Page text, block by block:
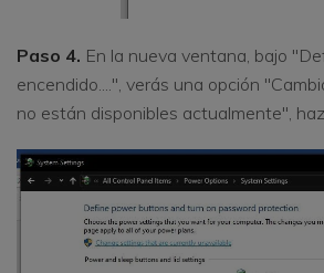
Paso 4. En la nueva ventana, bajo
encendido....", verás una opción
no están disponibles actualmente",